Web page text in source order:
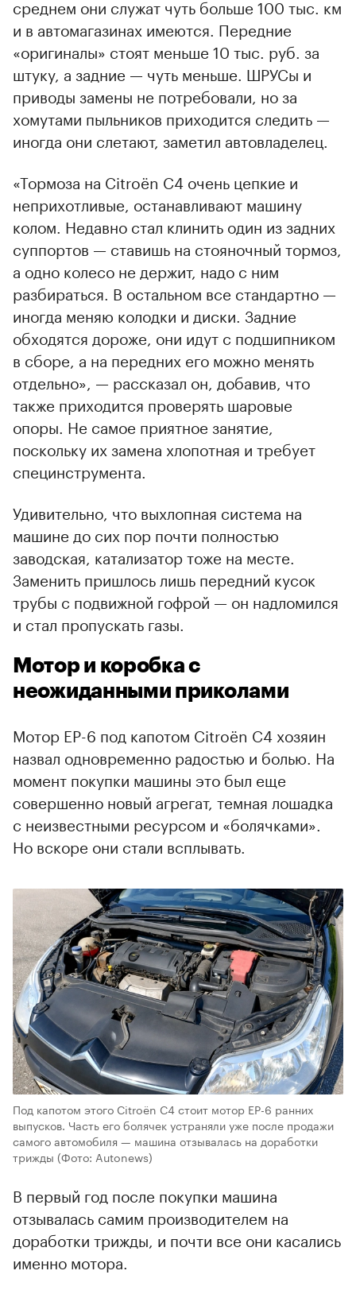
среднем они служат чуть больше 100 тыс. км
и в автомагазинах имеются. Передние
«оригиналы» стоят меньше 10 тыс. руб. за
штуку, а задние — чуть меньше. ШРУСы и
приводы замены не потребовали, но за
хомутами пыльников приходится следить —
иногда они слетают, заметил автовладелец.
«Тормоза на Citroёn С4 очень цепкие и
неприхотливые, останавливают машину
колом. Недавно стал клинить один из задних
суппортов — ставишь на стояночный тормоз,
а одно колесо не держит, надо с ним
разбираться. В остальном все стандартно —
иногда меняю колодки и диски. Задние
обходятся дороже, они идут с подшипником
в сборе, а на передних его можно менять
отдельно», — рассказал он, добавив, что
также приходится проверять шаровые
опоры. Не самое приятное занятие,
поскольку их замена хлопотная и требует
специнструмента.
Удивительно, что выхлопная система на
машине до сих пор почти полностью
заводская, катализатор тоже на месте.
Заменить пришлось лишь передний кусок
трубы с подвижной гофрой — он надломился
и стал пропускать газы.
Мотор и коробка с
неожиданными приколами
Мотор EP-6 под капотом Citroёn С4 хозяин
назвал одновременно радостью и болью. На
момент покупки машины это был еще
совершенно новый агрегат, темная лошадка
с неизвестными ресурсом и «болячками».
Но вскоре они стали всплывать.
Под капотом этого Citroёn С4 стоит мотор EP-6 ранних
выпусков. Часть его болячек устраняли уже после продажи
самого автомобиля — машина отзывалась на доработки
трижды (Фото: Autonews)
В первый год после покупки машина
отзывалась самим производителем на
доработки трижды, и почти все они касались
именно мотора.